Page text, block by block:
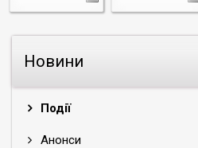
Новини
Події
Анонси